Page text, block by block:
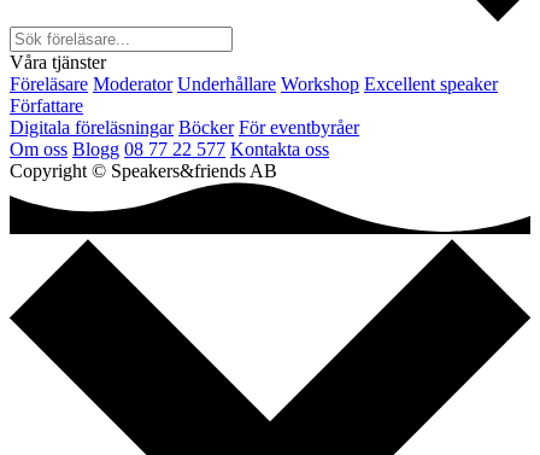
Våra tjänster
Föreläsare Moderator Underhållare Workshop Excellent speaker
Författare
Digitala föreläsningar Böcker För eventbyråer
Om oss Blogg 08 77 22 577 Kontakta oss
Copyright © Speakers&friends AB